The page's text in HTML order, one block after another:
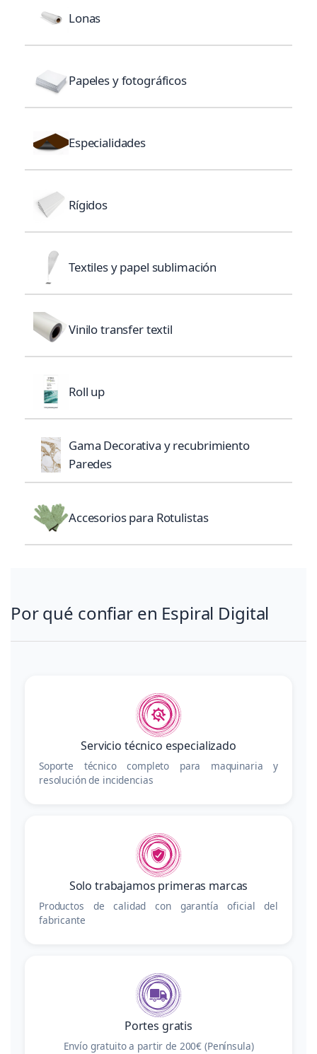
Lonas
Papeles y fotográficos
Especialidades
Rígidos
Textiles y papel sublimación
Vinilo transfer textil
Roll up
Gama Decorativa y recubrimiento
Paredes
Accesorios para Rotulistas
Por qué confiar en Espiral Digital
Servicio técnico especializado
Soporte técnico completo para maquinaria y
resolución de incidencias
Solo trabajamos primeras marcas
Productos de calidad con garantía oficial del
fabricante
Portes gratis
Envío gratuito a partir de 200€ (Península)